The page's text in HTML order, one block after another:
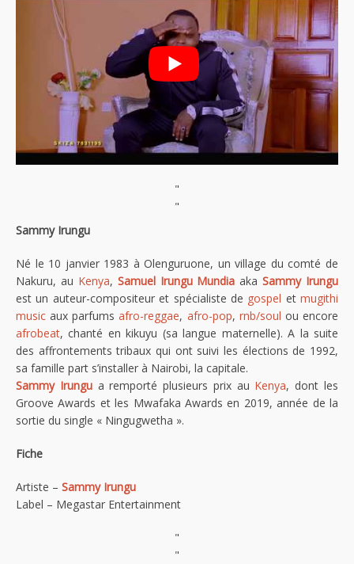
"
"
Sammy Irungu
Né le 10 janvier 1983 à Olenguruone, un village du comté de
Nakuru, au Kenya, Samuel Irungu Mundia akaSammy Irungu
est un auteur-compositeur et spécialiste de gospel et mugithi
music aux parfumsafro-reggae, afro-pop, rnb/soul ou encore
afrobeat, chanté en kikuyu (sa langue maternelle). A la suite
des affrontements tribaux qui ont suivi les élections de 1992,
sa famille part s’installer à Nairobi, la capitale.
Sammy Irungua remporté plusieurs prix au Kenya, dont les
Groove Awards et les Mwafaka Awards en 2019, année de la
sortie du single « Ningugwetha ».
Fiche
Artiste – Sammy Irungu
Label – Megastar Entertainment
"
"